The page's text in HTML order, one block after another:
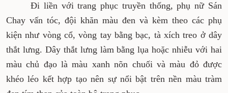
Đi liền với trang phục truyền thống, phụ nữ Sán
Chay vấn tóc, đội khăn màu đen và kèm theo các phụ
kiện như vòng cổ, vòng tay bằng bạc, tà xích treo ở dây
thắt lưng. Dây thắt lưng làm bằng lụa hoặc nhiễu với hai
màu chủ đạo là màu xanh nõn chuối và màu đỏ được
khéo léo kết hợp tạo nên sự nổi bật trên nền màu tràm